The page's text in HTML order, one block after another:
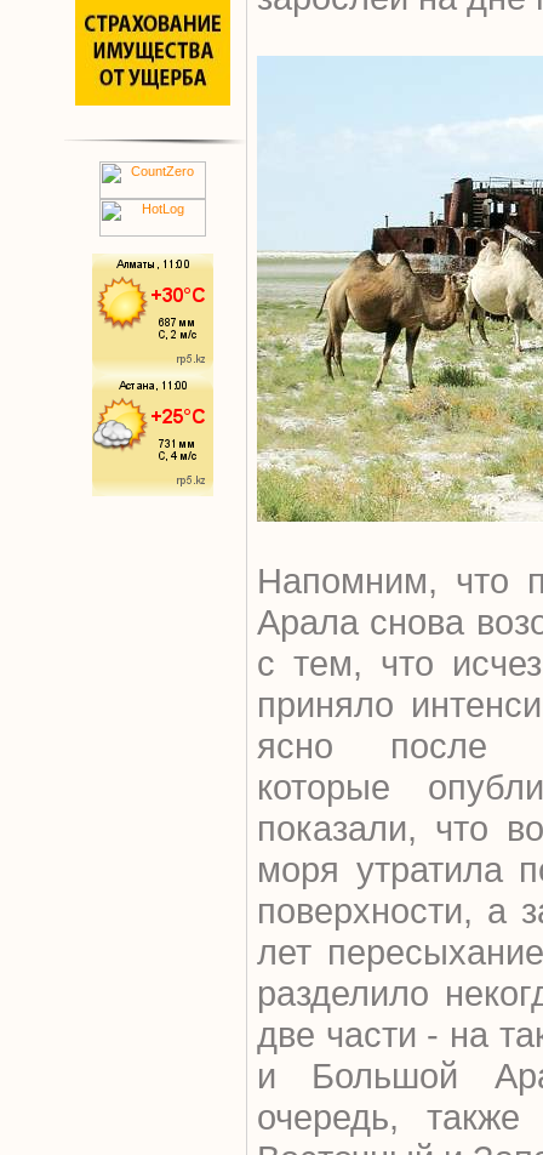
Напомним, что
Арала снова
с тем, что
приняло
ясно после
которые
показали, что
моря утратила
поверхности, а
лет
разделило
две части - на
и Большой
очередь,